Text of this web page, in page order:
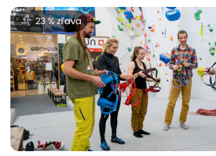
23 % zľava